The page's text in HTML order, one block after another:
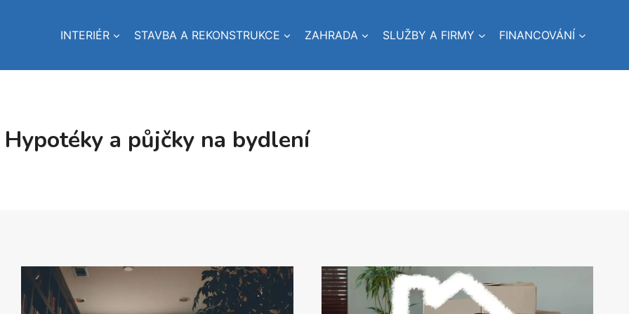
INTERIÉR STAVBA A REKONSTRUKCE ZAHRADA SLUŽBY A FIRMY FINANCOVÁNÍ
Hypotéky a půjčky na bydlení